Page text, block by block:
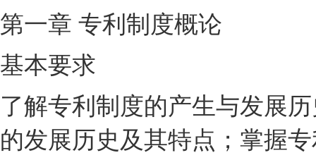
第一章 专利制度概论
基本要求
了解专利制度的产生与发展
的发展历史及其特点；掌握